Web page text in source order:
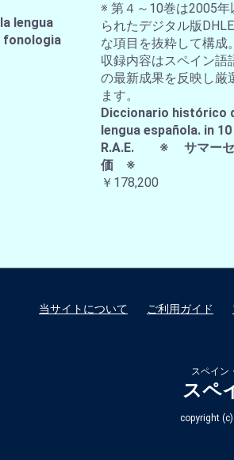
lengua
fonologia
※ 第４～10巻は2005年
られたデジタル版
な項目を抜粋して構成。
収録内容はスペイン語
の最新成果を反映し厳
ます。
Diccionario histórico
lengua española. in
R.A.E. ※ サマーセ
価 ※
￥178,200
当サイトについて ご利用ガイド
スペイン
スペ
copyright